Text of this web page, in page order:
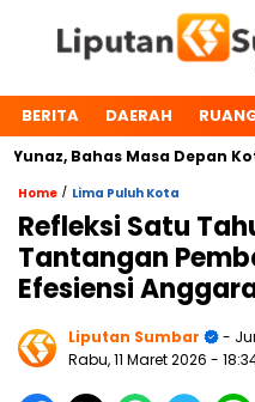
BERITA DAERAH
Bahas Masa Depan Kota
Home / Lima Puluh Kota
Refleksi Satu
Tantangan
Efesiensi
Liputan Sumbar
-
Rabu, 11 Maret 2026 -